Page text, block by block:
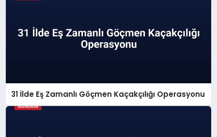
31 İlde Eş Zamanlı Göçmen Kaçakçılığı Operasyonu